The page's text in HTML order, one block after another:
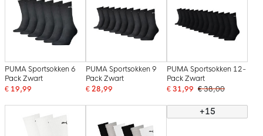
PUMA Sportsokken 6
Pack Zwart
€ 19,99
PUMA Sportsokken 9
Pack Zwart
€ 28,99
PUMA Sportsokken 12-
Pack Zwart
€ 31,99 € 38,00
+15